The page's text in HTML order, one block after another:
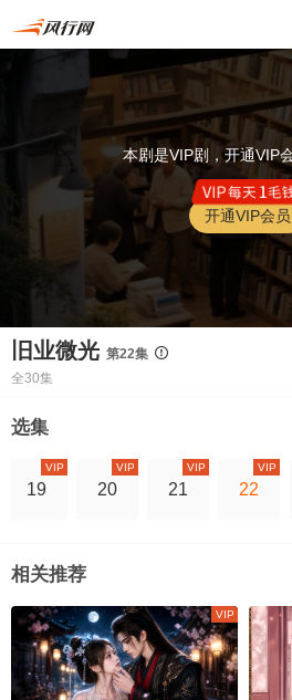
本剧是VIP剧，开通VIP
开通VIP会员
旧业微光 第22集
全30集
选集
19
VIP
20
VIP
21
VIP
22
VIP
相关推荐